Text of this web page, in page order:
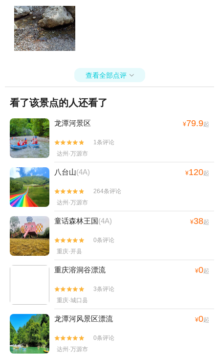
查看全部点评 
看了该景点的人还看了
龙潭河景区 ¥79.9起


1条评论
达州·万源市
八台山(4A) ¥120起


264条评论
达州·万源市
童话森林王国 (4A) ¥38起


0条评论
重庆·开县
重庆溶洞谷漂流 ¥0起


3条评论
重庆·城口县
龙潭河风景区漂流 ¥0起


0条评论
达州·万源市